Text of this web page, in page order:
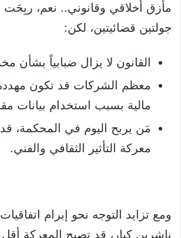
مأزق أخلاقي وقانوني.. نعم، ربِحَت
جولتين قضائيتين، لكن:
القانون لا يزال ضبابياً بشأن
معظم الشركات قد تكون
مالية بسبب استخدام بيانات
مَن يربح اليوم في المحكمة،
معركة التأثير الثقافي والفني.
ومع تزايد التوجه نحو إبرام
ناشرين كبار، قد تصبح المعركة أقل